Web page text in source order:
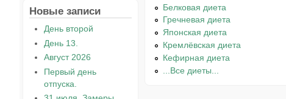
Белковая диета
Гречневая диета
Японская диета
Кремлёвская диета
Кефирная диета
...Все диеты...
Новые записи
День второй
День 13.
Август 2026
Первый день
отпуска.